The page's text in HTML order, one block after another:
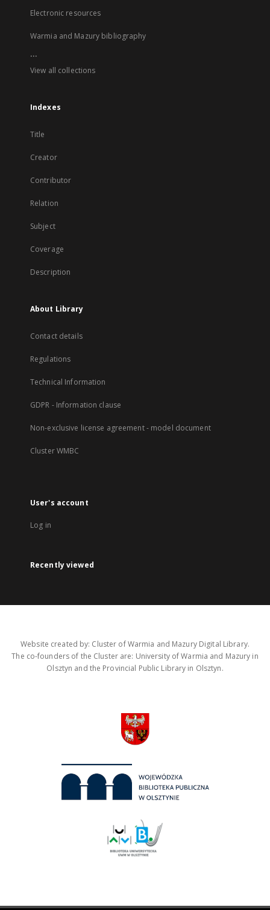
Electronic resources
Warmia and Mazury bibliography
...
View all collections
Indexes
Title
Creator
Contributor
Relation
Subject
Coverage
Description
About Library
Contact details
Regulations
Technical Information
GDPR - Information clause
Non-exclusive license agreement - model document
Cluster WMBC
User's account
Log in
Recently viewed
Website created by: Cluster of Warmia and Mazury Digital Library.
The co-founders of the Cluster are: University of Warmia and Mazury in
Olsztyn and the Provincial Public Library in Olsztyn.